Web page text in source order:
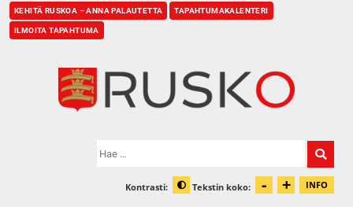
KEHITÄ RUSKOA – ANNA PALAUTETTA TAPAHTUMAKALENTERI
ILMOITA TAPAHTUMA
Hae:
Kontrasti: Muuta kontrastia
Tekstin koko: - + INFO